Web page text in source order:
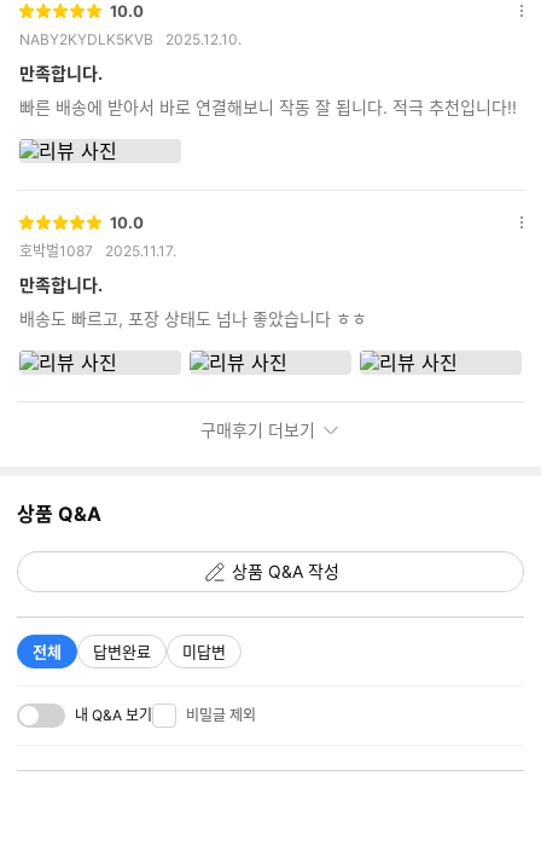
별
점
10.0
NABY2KYDLK5KVB 2025.12.10.
만족합니다.
빠른 배송에 받아서 바로 연결해보니 작동 잘 됩니다. 적극 추천입니다!!
옵
별
점
10.0
호박벌1087 2025.11.17.
만족합니다.
배송도 빠르고, 포장 상태도 넘나 좋았습니다 ㅎㅎ
옵
구매후기 더보기
상품 Q&A
상품 Q&A 작성
전체 답변완료 미답변
내 Q&A 보기 비밀글 제외